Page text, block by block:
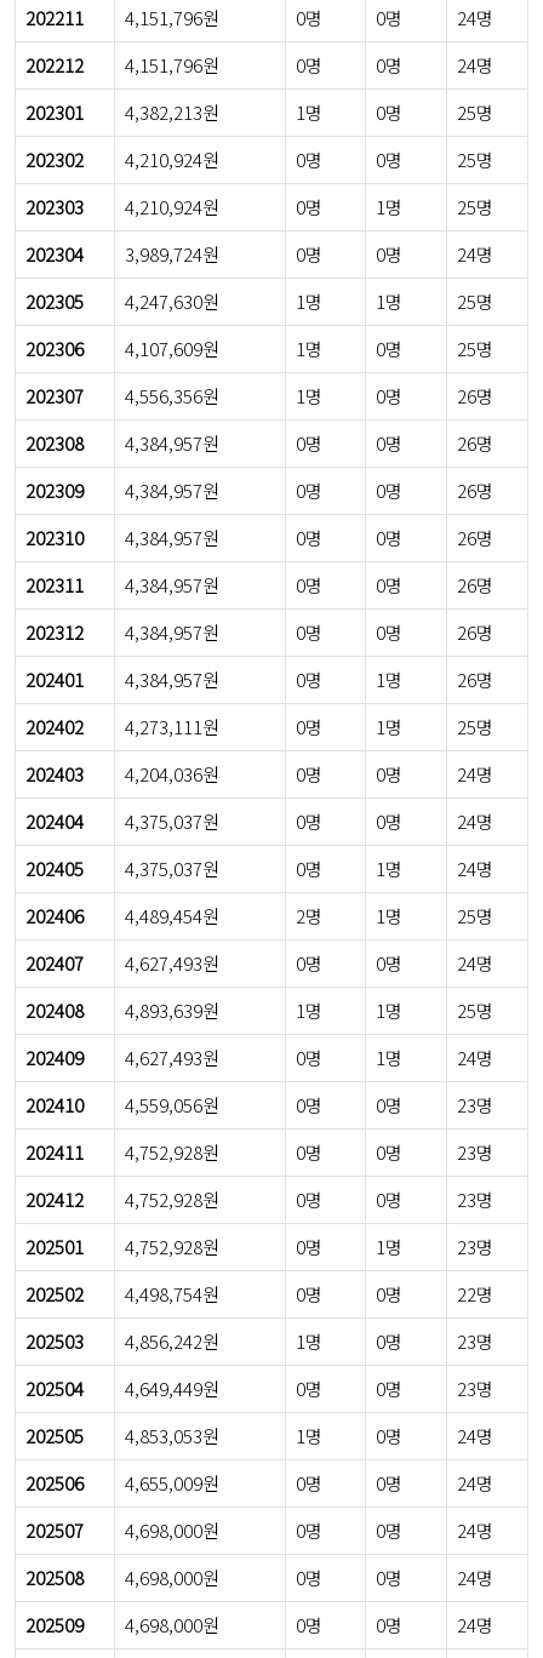
202211 4,151,796원 0명 0명
24명
202212
4,151,796원 0명 0명
24명
202301
4,382,213원 1명 0명
25명
202302
4,210,924원 0명 0명
25명
202303
4,210,924원 0명 1명
25명
202304
3,989,724원 0명 0명
24명
202305
4,247,630원 1명 1명
25명
202306
4,107,609원 1명 0명
25명
202307
4,556,356원 1명 0명
26명
202308
4,384,957원 0명 0명
26명
202309
4,384,957원 0명 0명
26명
202310
4,384,957원 0명 0명
26명
202311
4,384,957원 0명 0명
26명
202312
4,384,957원 0명 0명
26명
202401
4,384,957원 0명 1명
26명
202402
4,273,111원 0명 1명
25명
202403
4,204,036원 0명 0명
24명
202404
4,375,037원 0명 0명
24명
202405
4,375,037원 0명 1명
24명
202406
4,489,454원 2명 1명
25명
202407
4,627,493원 0명 0명
24명
202408
4,893,639원 1명 1명
25명
202409
4,627,493원 0명 1명
24명
202410
4,559,056원 0명 0명
23명
202411
4,752,928원 0명 0명
23명
202412
4,752,928원 0명 0명
23명
202501
4,752,928원 0명 1명
23명
202502
4,498,754원 0명 0명
22명
202503
4,856,242원 1명 0명
23명
202504
4,649,449원 0명 0명
23명
202505
4,853,053원 1명 0명
24명
202506
4,655,009원 0명 0명
24명
202507
4,698,000원 0명 0명
24명
202508
4,698,000원 0명 0명
24명
202509
4,698,000원 0명 0명
24명